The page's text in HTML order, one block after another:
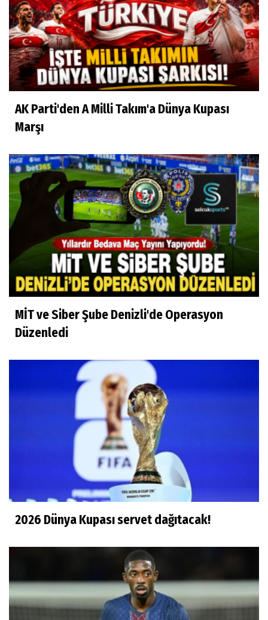
AK Parti'den A Milli Takım'a Dünya Kupası
Marşı
MİT ve Siber Şube Denizli'de Operasyon
Düzenledi
2026 Dünya Kupası servet dağıtacak!